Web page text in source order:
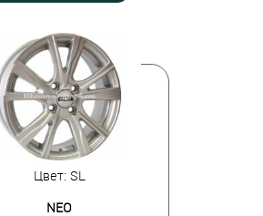
Цвет: SL
NEO